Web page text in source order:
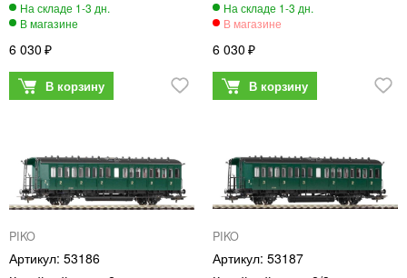
6 030 6 030
PIKO
53186
PIKO
53187